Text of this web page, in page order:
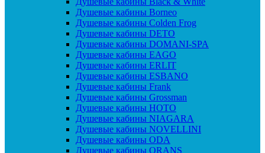
Душевые кабины Borneo
Душевые кабины Colden Frog
Душевые кабины DETO
Душевые кабины DOMANI-SPA
Душевые кабины EAGO
Душевые кабины ERLIT
Душевые кабины ESBANO
Душевые кабины Frank
Душевые кабины Grossman
Душевые кабины HOTO
Душевые кабины NIAGARA
Душевые кабины NOVELLINI
Душевые кабины ODA
Душевые кабины ORANS